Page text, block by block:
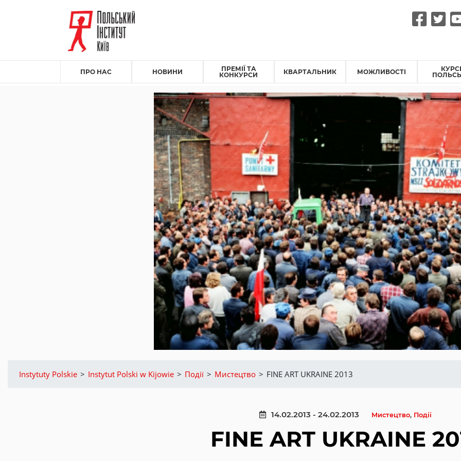
ПРО НАС НОВИНИ
ПРЕМІЇ ТА
КОНКУРСИ
КВАРТАЛЬНИК МОЖЛИВОСТІ
Instytuty Polskie > Instytut Polski w Kijowie > Події > Мистецтво > FINE ART UKRAINE 2013
14.02.2013 - 24.02.2013 Мистецтво, Події
FINE ART UKRAINE